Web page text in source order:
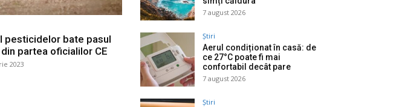
pesticidelor bate pasul
partea oficialilor CE
2023
7 august 2026
Știri
Aerul condiționat în casă: de
ce 27°C poate fi mai
confortabil decât pare
7 august 2026
Știri